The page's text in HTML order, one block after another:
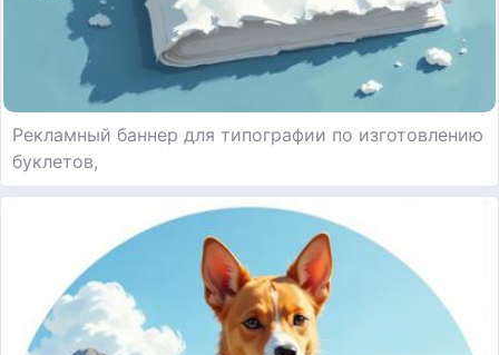
Рекламный баннер для типографии по изготовлению
буклетов,